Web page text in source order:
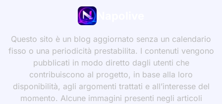
Questo sito è un blog aggiornato senza un calendario
fisso o una periodicità prestabilita. I contenuti vengono
pubblicati in modo diretto dagli utenti che
contribuiscono al progetto, in base alla loro
disponibilità, agli argomenti trattati e all’interesse del
momento. Alcune immagini presenti negli articoli